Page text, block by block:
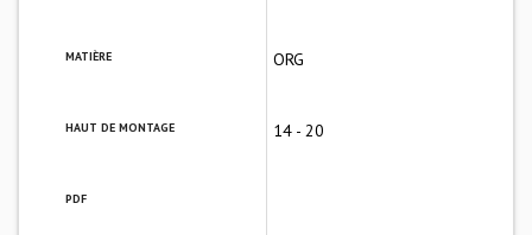
MATIÈRE ORG
HAUT DE MONTAGE 14 - 20
PDF